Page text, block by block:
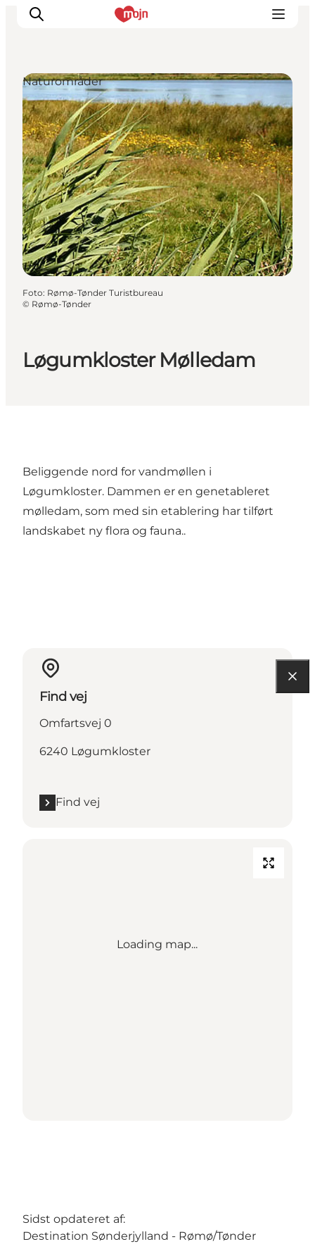
Oplevelser
Byer & Steder
Det sker
Overnatning
Planlæg din ferie
Booking
Løgumkloster Mølledam
Naturområder
Foto: Rømø-Tønder Turistbureau
© Rømø-Tønder
Beliggende nord for vandmøllen i
Løgumkloster. Dammen er en genetableret
mølledam, som med sin etablering har tilført
landskabet ny flora og fauna..
Find vej
Omfartsvej 0
6240 Løgumkloster
Find vej
Loading map...
Sidst opdateret af:
Destination Sønderjylland - Rømø/Tønder